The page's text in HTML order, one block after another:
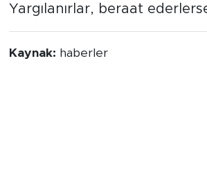
Yargılanırlar, beraat
Kaynak: haberler